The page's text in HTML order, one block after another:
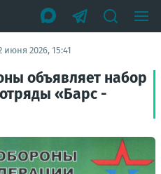
июня 2026, 15:41
объявляет набор
«Барс -